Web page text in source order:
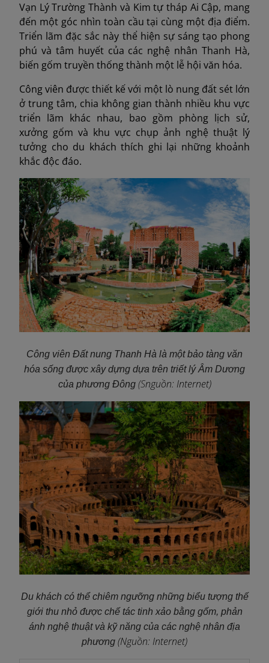
Vạn Lý Trường Thành và Kim tự tháp Ai Cập, mang
đến một góc nhìn toàn cầu tại cùng một địa điểm.
Triển lãm đặc sắc này thể hiện sự sáng tạo phong
phú và tâm huyết của các nghệ nhân Thanh Hà,
biến gốm truyền thống thành một lễ hội văn hóa.
Công viên được thiết kế với một lò nung đất sét lớn
ở trung tâm, chia không gian thành nhiều khu vực
triển lãm khác nhau, bao gồm phòng lịch sử,
xưởng gốm và khu vực chụp ảnh nghệ thuật lý
tưởng cho du khách thích ghi lại những khoảnh
khắc độc đáo.
Công viên Đất nung Thanh Hà là một bảo tàng văn
hóa sống được xây dựng dựa trên triết lý Âm Dương
của phương Đông (Snguồn: Internet)
Du khách có thể chiêm ngưỡng những biểu tượng thế
giới thu nhỏ được chế tác tinh xảo bằng gốm, phản
ánh nghệ thuật và kỹ năng của các nghệ nhân địa
phương (Nguồn: Internet)